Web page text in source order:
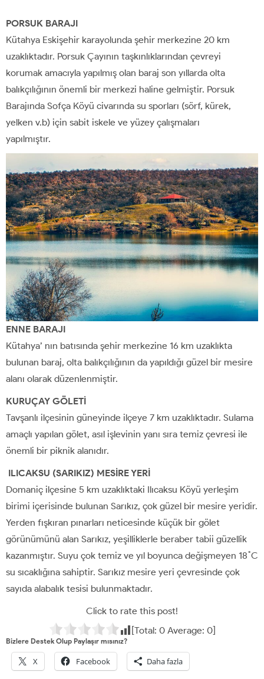
PORSUK BARAJI
Kütahya Eskişehir karayolunda şehir merkezine 20 km
uzaklıktadır. Porsuk Çayının taşkınlıklarından çevreyi
korumak amacıyla yapılmış olan baraj son yıllarda olta
balıkçılığının önemli bir merkezi haline gelmiştir. Porsuk
Barajında Sofça Köyü civarında su sporları (sörf, kürek,
yelken v.b) için sabit iskele ve yüzey çalışmaları
yapılmıştır.
ENNE BARAJI
Kütahya’ nın batısında şehir merkezine 16 km uzaklıkta
bulunan baraj, olta balıkçılığının da yapıldığı güzel bir mesire
alanı olarak düzenlenmiştir.
KURUÇAY GÖLETİ
Tavşanlı ilçesinin güneyinde ilçeye 7 km uzaklıktadır. Sulama
amaçlı yapılan gölet, asıl işlevinin yanı sıra temiz çevresi ile
önemli bir piknik alanıdır.
ILICAKSU (SARIKIZ) MESİRE YERİ
Domaniç ilçesine 5 km uzaklıktaki Ilıcaksu Köyü yerleşim
birimi içerisinde bulunan Sarıkız, çok güzel bir mesire yeridir.
Yerden fışkıran pınarları neticesinde küçük bir gölet
görünümünü alan Sarıkız, yeşilliklerle beraber tabii güzellik
kazanmıştır. Suyu çok temiz ve yıl boyunca değişmeyen 18˚C
su sıcaklığına sahiptir. Sarıkız mesire yeri çevresinde çok
sayıda alabalık tesisi bulunmaktadır.
Click to rate this post!
[Total: 0Average: 0]
Bizlere Destek Olup Paylaşır mısınız?
X Facebook Daha fazla